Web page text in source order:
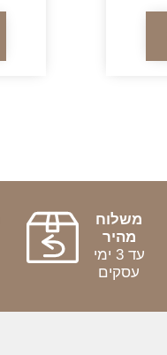
משלוח
מהיר
עד 3 ימי
עסקים